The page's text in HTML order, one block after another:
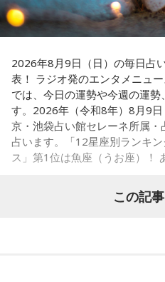
【6位】乙女座（おとめ座）
人付き合いが好調で、楽しい
です。今日は色々な人と積極
ていきましょう。
【7位】牡羊座（おひつじ座）
マイペースに過ごせると良い
したり、書類の整理をしたり、
ごしてみましょう。
仕事運が好調な日。今日がお
2026年8月9日（日）の毎日占
表！ ラジオ発のエンタメニュ
では、今日の運勢や今週の運
す。2026年（令和8年）8月9
京・池袋占い館セレーネ所属
占います。「12星座別ランキ
ス」第1位は魚座（うお座）！
この記